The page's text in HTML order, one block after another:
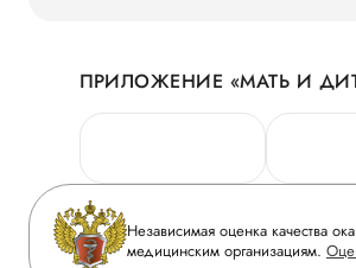
Новости
Руководство
Сотрудничество
Инвесторам
Журнал «Мать и дитя»
Личный кабинет
Персональные данные
Горячая линия качества
Вопрос-ответ
Приложение пациента
ПРИЛОЖЕНИЕ «МАТЬ И
Независимая оценка качества
медицинским организациям.